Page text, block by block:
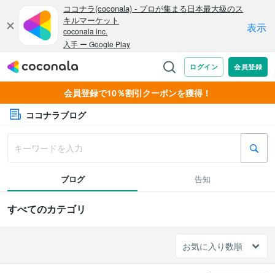
会員登録で10％割引クーポンを獲得！
ココナラブログ
ブログ 告知
すべてのカテゴリ